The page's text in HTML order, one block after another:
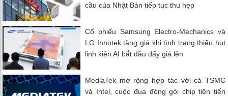
cầu của Nhật Bản tiếp tục thu hẹp
Cổ phiếu Samsung Electro-Mechanics và
LG Innotek tăng giá khi tình trạng thiếu hụt
linh kiện AI bắt đầu đẩy giá lên
MediaTek mở rộng hợp tác với cả TSMC
và Intel, cuộc đua đóng gói chip tiên tiến